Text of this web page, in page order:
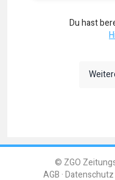
Du hast
© ZGO
AGB Datenschutz